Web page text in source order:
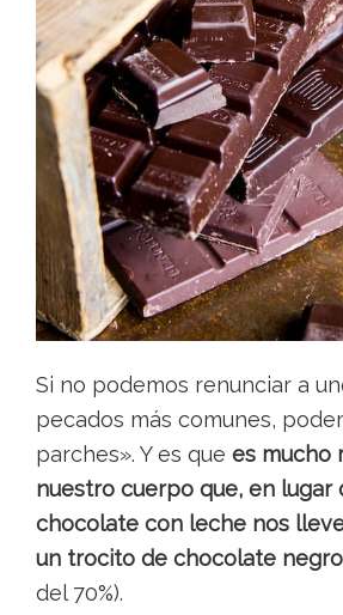
Si no podemos renunciar a
pecados más comunes,
parches». Y es que es mucho
nuestro cuerpo que, en lugar
chocolate con leche nos
un trocito de chocolate negro
del 70%).